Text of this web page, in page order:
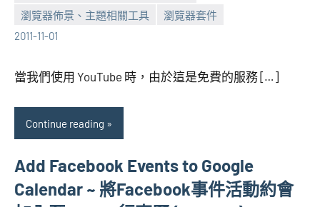
瀏覽器佈景、主題相關工具
瀏覽器套件
2011-11-01
張
海
No
comments
當我們使用 YouTube 時，由於這是免費的服務 […]
Continue reading
Add Facebook Events to Google
Calendar ~ 將Facebook事件活動約會